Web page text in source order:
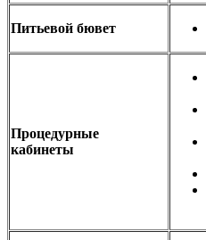
Питьевой бювет
Процедурные
кабинеты